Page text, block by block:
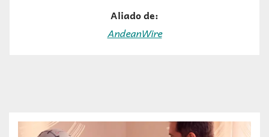
Aliado de:
AndeanWire